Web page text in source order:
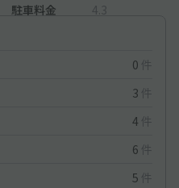
駐車料金
4.3
0 件
3 件
4 件
6 件
5 件